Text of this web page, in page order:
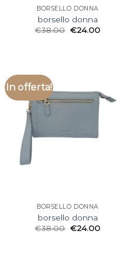
BORSELLO DONNA
borsello donna
€38.00 €24.00
In offerta!
BORSELLO DONNA
borsello donna
€38.00 €24.00